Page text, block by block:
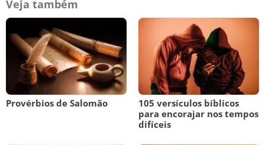
Veja também
Provérbios de Salomão
105 versículos bíblicos
para encorajar nos tempos
difíceis